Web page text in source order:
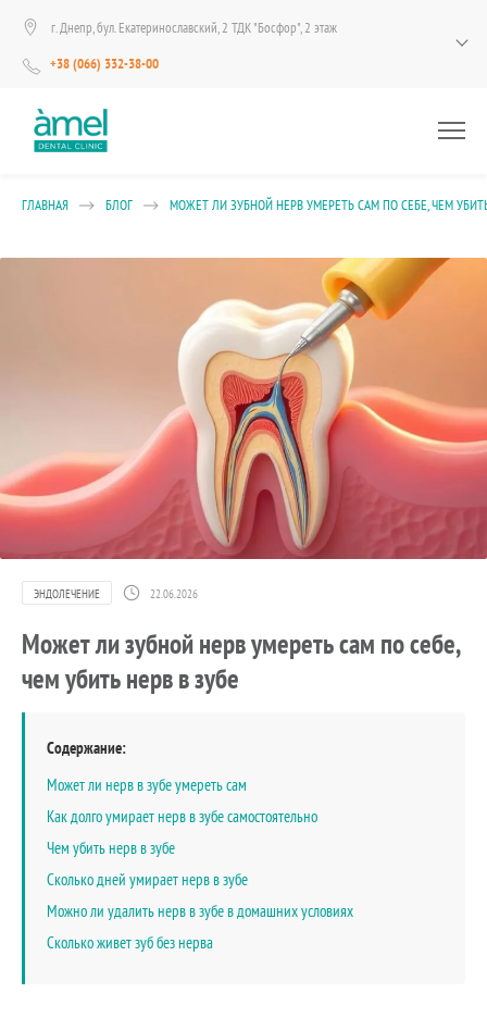
г. Днепр, бул. Екатеринославский, 2 ТДК "Босфор", 2 этаж
+38 (066) 332-38-00
ГЛАВНАЯ БЛОГ МОЖЕТ ЛИ ЗУБНОЙ НЕРВ УМЕРЕТЬ САМ ПО СЕБЕ, ЧЕМ
ЭНДОЛЕЧЕНИЕ 22.06.2026
Может ли зубной нерв умереть сам по себе,
чем убить нерв в зубе
Содержание:
Может ли нерв в зубе умереть сам
Как долго умирает нерв в зубе самостоятельно
Чем убить нерв в зубе
Сколько дней умирает нерв в зубе
Можно ли удалить нерв в зубе в домашних условиях
Сколько живет зуб без нерва